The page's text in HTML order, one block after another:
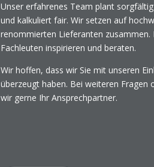
Unser erfahrenes Team plant
und kalkuliert fair. Wir setzen auf
renommierten Lieferanten zusammen.
Fachleuten inspirieren und beraten.
Wir hoffen, dass wir Sie mit unseren
überzeugt haben. Bei weiteren Fragen
wir gerne Ihr Ansprechpartner.